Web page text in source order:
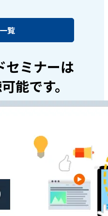
覧
セミナーは
能です。